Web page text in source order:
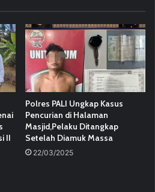
II
Polres PALI Ungkap Kasus
Pencurian di Halaman
Masjid,Pelaku Ditangkap
Setelah Diamuk Massa
22/03/2025